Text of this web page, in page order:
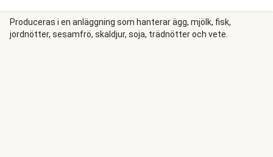
huvudkomponenterna – pasta och ost – men använder oss
av nya ingredienser för att ta middagen till en ny nivå. Vi
kokar rigatoni och vänder den i en gräddig sås med
Produceras i en anläggning som hanterar ägg, mjölk, fisk,
jordnötter, sesamfrö, skaldjur, soja, trädnötter och vete.